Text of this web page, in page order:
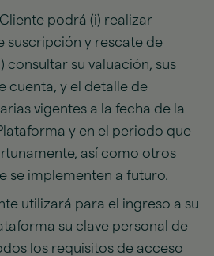
podrá (i) realizar
suscripción y rescate de
consultar su valuación, sus
cuenta, y el detalle de
vigentes a la fecha de la
y en el periodo que
así como otros
se implementen a futuro.
utilizará para el ingreso a su
su clave personal de
los requisitos de acceso